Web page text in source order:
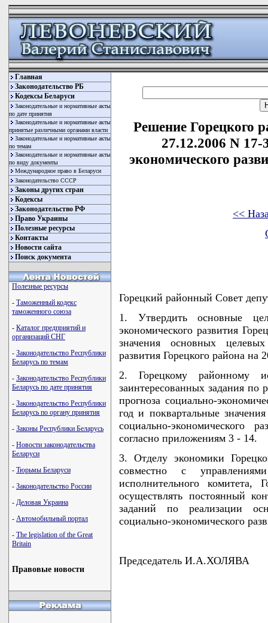
Главная
Законодательство РБ
Кодексы Беларуси
Законодательные и нормативные акты
по дате принятия
Законодательные и нормативные акты
принятые различными органами власти
Законодательные и нормативные акты
по темам
Законодательные и нормативные акты
по виду документы
Международное право в Беларуси
Законодательство СССР
Законы других стран
Кодексы
Законодательство РФ
Право Украины
Полезные ресурсы
Контакты
Новости сайта
Поиск документа
Полезные ресурсы
- Таможенный кодекс
таможенного союза
- Каталог предприятий и
организаций СНГ
- Законодательство Республики
Беларусь по темам
- Законодательство Республики
Беларусь по дате принятия
- Законодательство Республики
Беларусь по органу принятия
- Законы Республики Беларусь
- Новости законодательства
Беларуси
- Тюрьмы Беларуси
- Законодательство России
- Деловая Украина
- Автомобильный портал
- The legislation of the Great
Britain
Правовые новости
Решение Горецкого
27.12.2006 N
экономического
<<
Горецкий районный Совет
1. Утвердить основные
экономического развития
значения основных целевых
развития Горецкого района на
2. Горецкому районному
заинтересованных задания по
прогноза социально-
год и поквартальные
социально-экономического
согласно приложениям 3 - 14.
3. Отделу экономики
совместно с
исполнительного комитета,
осуществлять постоянный
заданий по реализации
социально-экономического
Председатель И.А.ХОЛЯВА